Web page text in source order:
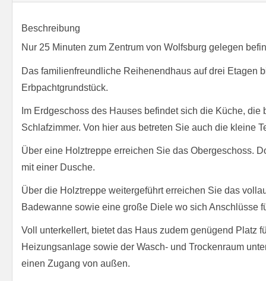
Beschreibung
Nur 25 Minuten zum Zentrum von Wolfsburg gelegen
Das familienfreundliche Reihenendhaus auf drei Etagen
Erbpachtgrundstück.
Im Erdgeschoss des Hauses befindet sich die Küche,
Schlafzimmer. Von hier aus betreten Sie auch die kleine
Über eine Holztreppe erreichen Sie das Obergeschoss.
mit einer Dusche.
Über die Holztreppe weitergeführt erreichen Sie das
Badewanne sowie eine große Diele wo sich Anschlüsse
Voll unterkellert, bietet das Haus zudem genügend Platz
Heizungsanlage sowie der Wasch- und Trockenraum
einen Zugang von außen.